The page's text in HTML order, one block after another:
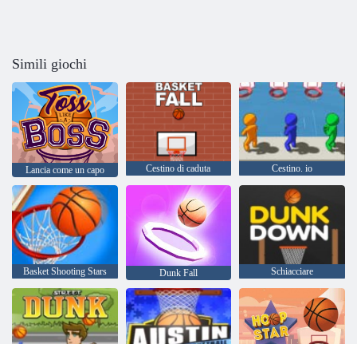
Simili giochi
Lancia come un capo Cestino di caduta Cestino. io
Basket Shooting Stars Dunk Fall Schiacciare